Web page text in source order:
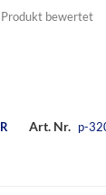
Produkt bewertet
Art. Nr. p-